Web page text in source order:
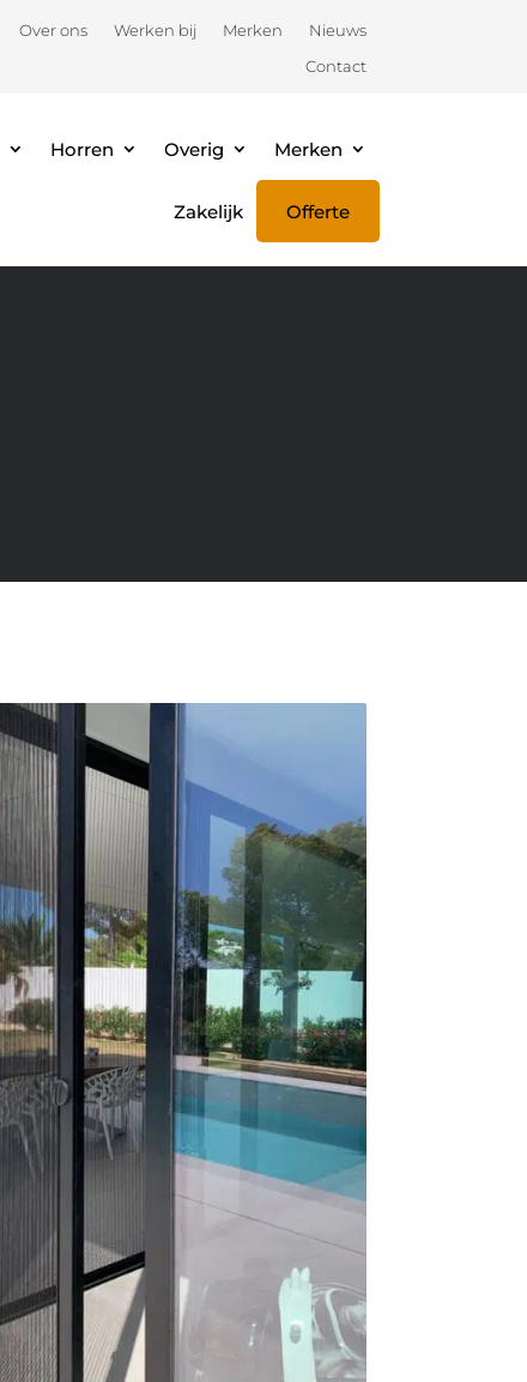
Over ons Werken bij Merken
Nieuws
Contact
Horren Overig Merken
Zakelijk Offerte